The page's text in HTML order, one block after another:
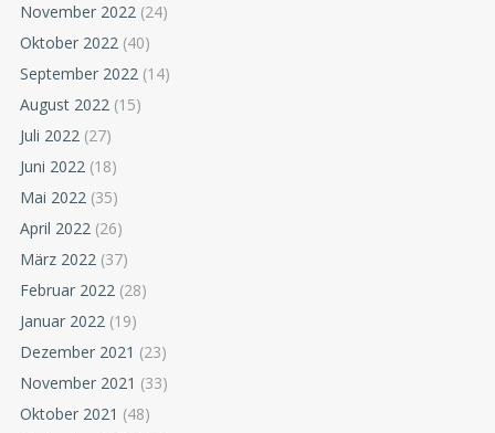
November 2022 (24)
Oktober 2022 (40)
September 2022 (14)
August 2022 (15)
Juli 2022 (27)
Juni 2022 (18)
Mai 2022 (35)
April 2022 (26)
März 2022 (37)
Februar 2022 (28)
Januar 2022 (19)
Dezember 2021 (23)
November 2021 (33)
Oktober 2021 (48)